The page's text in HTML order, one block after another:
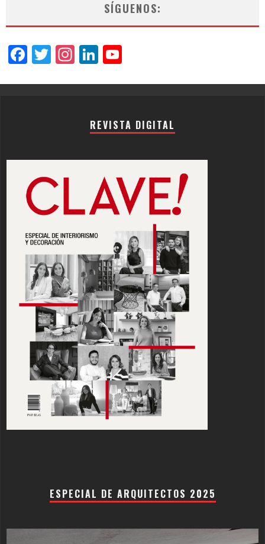
SÍGUENOS:
Facebook
Twitter
Instagram
LinkedIn
REVISTA DIGITAL
ESPECIAL DE ARQUITECTOS 2025